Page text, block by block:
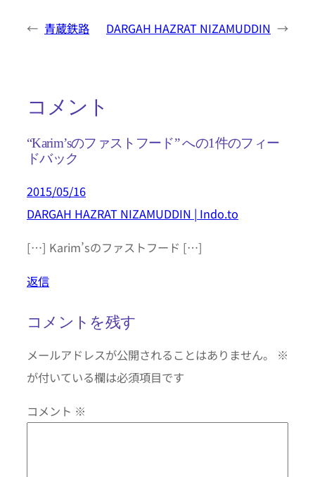
← 青蔵鉄路 DARGAH HAZRAT NIZAMUDDIN →
コメント
“Karim’sのファストフード” への1件のフィー
ドバック
2015/05/16
DARGAH HAZRAT NIZAMUDDIN | Indo.to
[…] Karim’sのファストフード […]
返信
コメントを残す
メールアドレスが公開されることはありません。
※
が付いている欄は必須項目です
コメント ※